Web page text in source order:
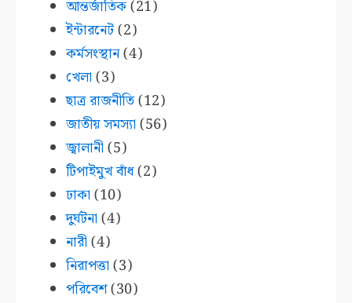
আন্তর্জাতিক(21)
ইন্টারনেট(2)
কর্মসংস্থান(4)
খেলা (3)
ছাত্র রাজনীতি(12)
জাতীয় সমস্যা (56)
জ্বালানী (5)
টিপাইমুখ বাঁধ(2)
ঢাকা (10)
দুর্ঘটনা (4)
নারী (4)
নিরাপত্তা (3)
পরিবেশ(30)